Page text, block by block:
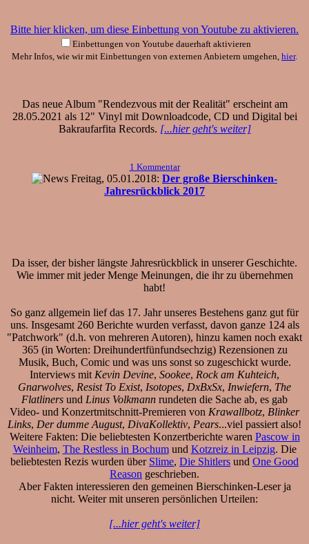
Bitte hier klicken, um diese Einbettung von Youtube zu aktivieren.
Einbettungen von Youtube dauerhaft aktivieren
Mehr Infos, wie wir mit Einbettungen von externen Anbietern umgehen, hier.
Das neue Album "Rendezvous mit der Realität" erscheint am
28.05.2021 als 12" Vinyl mit Downloadcode, CD und Digital bei
Bakraufarfita Records. [...hier geht's weiter]
1 Kommentar
Freitag, 05.01.2018: Der große Bierschinken-
Jahresrückblick 2017
Da isser, der bisher längste Jahresrückblick in unserer Geschichte.
Wie immer mit jeder Menge Meinungen, die ihr zu übernehmen
habt!
So ganz allgemein lief das 17. Jahr unseres Bestehens ganz gut für
uns. Insgesamt 260 Berichte wurden verfasst, davon ganze 124 als
"Patchwork" (d.h. von mehreren Autoren), hinzu kamen noch exakt
365 (in Worten: Dreihundertfünfundsechzig) Rezensionen zu
Musik, Buch, Comic und was uns sonst so zugeschickt wurde.
Interviews mit Kevin Devine, Sookee, Rock am Kuhteich,
Gnarwolves, Resist To Exist, Isotopes, DxBxSx, Inwiefern, The
Flatliners und Linus Volkmann rundeten die Sache ab, es gab
Video- und Konzertmitschnitt-Premieren von Krawallbotz, Blinker
Links, Der dumme August, DivaKollektiv, Pears...viel passiert also!
Weitere Fakten: Die beliebtesten Konzertberichte waren Pascow in
Weinheim, The Restless in Bochumund Kotzreiz in Leipzig. Die
beliebtesten Rezis wurden über Slime, Die Shitlers und One Good
Reason geschrieben.
Aber Fakten interessieren den gemeinen Bierschinken-Leser ja
nicht. Weiter mit unseren persönlichen Urteilen:
[...hier geht's weiter]